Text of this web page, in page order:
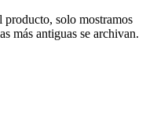
producto, solo mostramos
más antiguas se archivan.